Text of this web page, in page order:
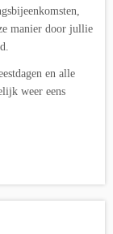
manier door jullie
en alle
weer eens